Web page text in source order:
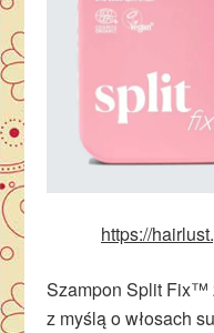
https://
Szampon Split Fix™
z myślą o włosach